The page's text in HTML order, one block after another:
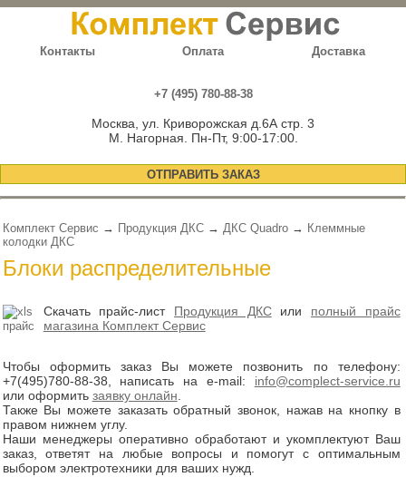
Контакты Оплата Доставка
+7 (495) 780-88-38
Москва, ул. Криворожская д.6А стр. 3
М. Нагорная. Пн-Пт, 9:00-17:00.
ОТПРАВИТЬ ЗАКАЗ
Комплект Сервис → Продукция ДКС→ ДКС Quadro→ Клеммные
колодки ДКС
Блоки распределительные
Скачать прайс-лист Продукция ДКСили полный прайс
магазина Комплект Сервис
Чтобы оформить заказ Вы можете позвонить по телефону:
+7(495)780-88-38, написать на e-mail: info@complect-service.ru
или оформить заявку онлайн.
Также Вы можете заказать обратный звонок, нажав на кнопку в
правом нижнем углу.
Наши менеджеры оперативно обработают и укомплектуют Ваш
заказ, ответят на любые вопросы и помогут с оптимальным
выбором электротехники для ваших нужд.